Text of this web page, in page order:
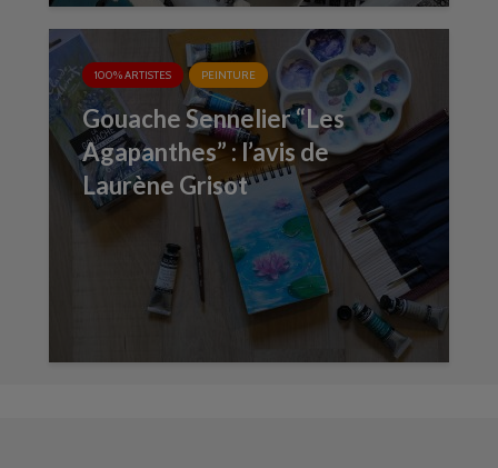
100% ARTISTES PEINTURE
Gouache Sennelier “Les
Agapanthes” : l’avis de
Laurène Grisot